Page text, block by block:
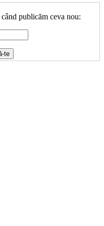
publicăm ceva nou: